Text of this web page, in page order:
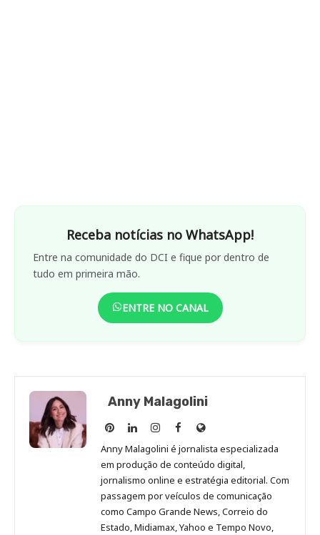
Receba notícias no WhatsApp!
Entre na comunidade do DCI e fique por dentro de
tudo em primeira mão.
ENTRE NO CANAL
Anny Malagolini
Anny
Malagolini
no
Pinterest
Anny
Malagolini
no
LinkedIn
Anny
Malagolini
no
Instagram
Anny
Malagolini
no
Facebook
Site
de
Anny
Malagolini
Anny Malagolini é jornalista especializada
em produção de conteúdo digital,
jornalismo online e estratégia editorial. Com
passagem por veículos de comunicação
como Campo Grande News, Correio do
Estado, Midiamax, Yahoo e Tempo Novo,